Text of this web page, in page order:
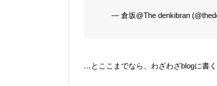
— 倉坂@The denkibran
…とここまでなら、わざわざblogに書